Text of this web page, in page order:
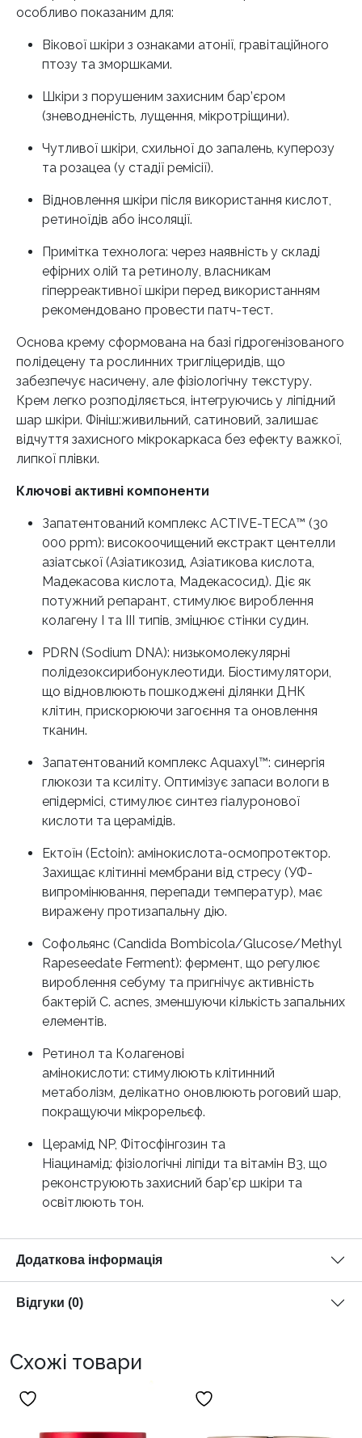
особливо показаним для:
Вікової шкіри з ознаками атонії, гравітаційного
птозу та зморшками.
Шкіри з порушеним захисним бар’єром
(зневодненість, лущення, мікротріщини).
Чутливої шкіри, схильної до запалень, куперозу
та розацеа (у стадії ремісії).
Відновлення шкіри після використання кислот,
ретиноїдів або інсоляції.
Примітка технолога: через наявність у складі
ефірних олій та ретинолу, власникам
гіперреактивної шкіри перед використанням
рекомендовано провести патч-тест.
Основа крему сформована на базі гідрогенізованого
полідецену та рослинних тригліцеридів, що
забезпечує насичену, але фізіологічну текстуру.
Крем легко розподіляється, інтегруючись у ліпідний
шар шкіри. Фініш:живильний, сатиновий, залишає
відчуття захисного мікрокаркаса без ефекту важкої,
липкої плівки.
Ключові активні компоненти
Запатентований комплекс ACTIVE-TECA™ (30
000 ppm): високоочищений екстракт центелли
азіатської (Азіатикозид, Азіатикова кислота,
Мадекасова кислота, Мадекасосид). Діє як
потужний репарант, стимулює вироблення
колагену I та III типів, зміцнює стінки судин.
PDRN (Sodium DNA): низькомолекулярні
полідезоксирибонуклеотиди. Біостимулятори,
що відновлюють пошкоджені ділянки ДНК
клітин, прискорюючи загоєння та оновлення
тканин.
Запатентований комплекс Aquaxyl™: синергія
глюкози та ксиліту. Оптимізує запаси вологи в
епідермісі, стимулює синтез гіалуронової
кислоти та церамідів.
Ектоїн (Ectoin): амінокислота-осмопротектор.
Захищає клітинні мембрани від стресу (УФ-
випромінювання, перепади температур), має
виражену протизапальну дію.
Софольянс (Candida Bombicola/Glucose/Methyl
Rapeseedate Ferment): фермент, що регулює
вироблення себуму та пригнічує активність
бактерій C. acnes, зменшуючи кількість запальних
елементів.
Ретинол та Колагенові
амінокислоти: стимулюють клітинний
метаболізм, делікатно оновлюють роговий шар,
покращуючи мікрорельєф.
Церамід NP, Фітосфінгозин та
Ніацинамід: фізіологічні ліпіди та вітамін B3, що
реконструюють захисний бар’єр шкіри та
освітлюють тон.
Додаткова інформація
Відгуки (0)
Схожі товари